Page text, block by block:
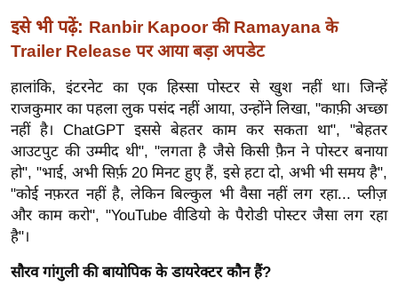
ग
त
बॉ
ली
वु
ड
हॉ
ली
वु
ड
फि
इसे भी पढ़ें: Ranbir Kapoor की Ramayana के
Trailer Release पर आया बड़ा अपडेट
हालांकि, इंटरनेट का एक हिस्सा पोस्टर से खुश नहीं था। जिन्हें
राजकुमार का पहला लुक पसंद नहीं आया, उन्होंने लिखा, "काफ़ी अच्छा
नहीं है। ChatGPT इससे बेहतर काम कर सकता था", "बेहतर
आउटपुट की उम्मीद थी", "लगता है जैसे किसी फ़ैन ने पोस्टर बनाया
हो", "भाई, अभी सिर्फ़ 20 मिनट हुए हैं, इसे हटा दो, अभी भी समय है",
"कोई नफ़रत नहीं है, लेकिन बिल्कुल भी वैसा नहीं लग रहा... प्लीज़
और काम करो", "YouTube वीडियो के पैरोडी पोस्टर जैसा लग रहा
है"।
सौरव गांगुली की बायोपिक के डायरेक्टर कौन हैं?